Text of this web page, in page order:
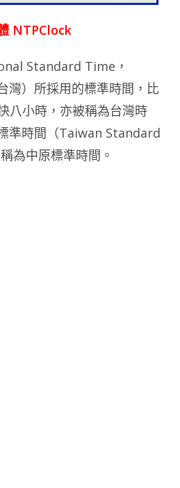
NTPClock
Standard Time，
灣）所採用的標準時間，比
八小時，亦被稱為台灣時
準時間（Taiwan Standard
為中原標準時間。